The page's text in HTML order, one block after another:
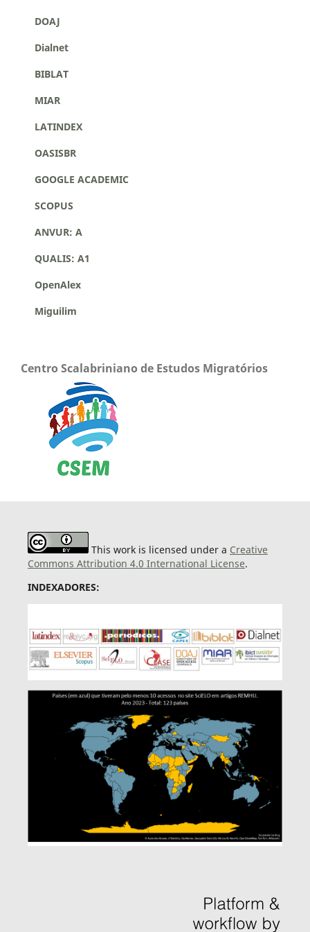
DOAJ
Dialnet
BIBLAT
MIAR
LATINDEX
OASISBR
GOOGLE ACADEMIC
SCOPUS
ANVUR: A
QUALIS: A1
OpenAlex
Miguilim
Centro Scalabriniano de Estudos Migratórios
This work is licensed under a Creative
Commons Attribution 4.0 International License.
INDEXADORES: